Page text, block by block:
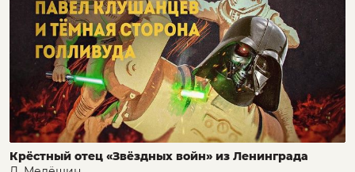
Крёстный отец «Звёздных войн» из Ленинграда